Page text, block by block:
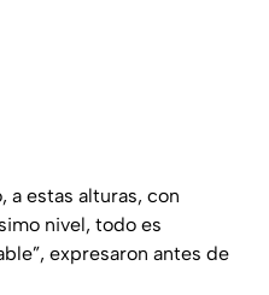
a estas alturas, con
nivel, todo es
expresaron antes de